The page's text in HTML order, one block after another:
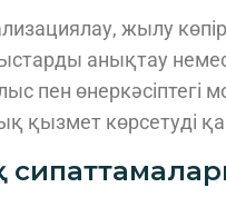
жылу
анықтау
пен
қызмет көрсетуді